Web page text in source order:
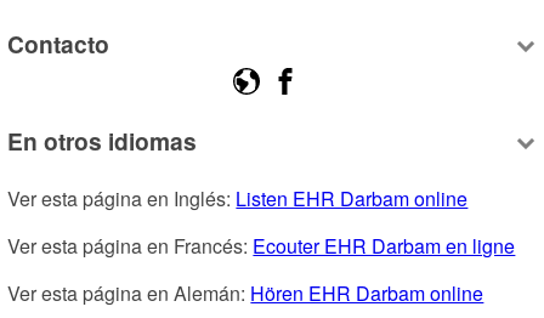
Contacto
En otros idiomas
Ver esta página en Inglés: Listen EHR Darbam online
Ver esta página en Francés: Ecouter EHR Darbam en ligne
Ver esta página en Alemán: Hören EHR Darbam online